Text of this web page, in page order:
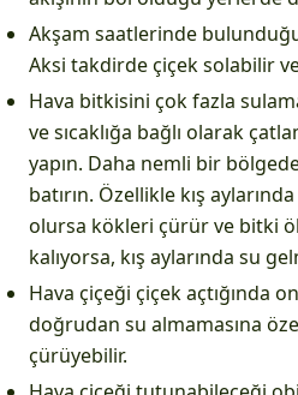
Akşam saatlerinde
Aksi takdirde çiçek solabilir
Hava bitkisini çok fazla
ve sıcaklığa bağlı olarak
yapın. Daha nemli bir
batırın. Özellikle kış
olursa kökleri çürür ve bitki
kalıyorsa, kış aylarında su
Hava çiçeği çiçek açtığında
doğrudan su almamasına
çürüyebilir.